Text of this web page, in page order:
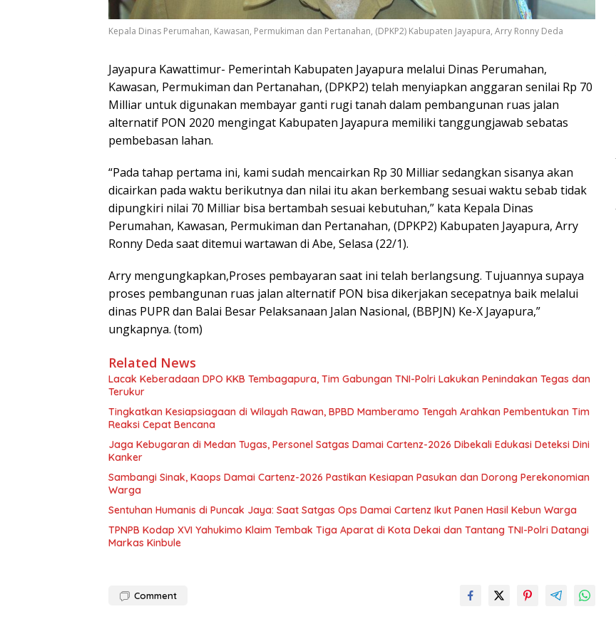
Kepala Dinas Perumahan, Kawasan, Permukiman dan Pertanahan, (DPKP2) Kabupaten Jayapura, Arry Ronny Deda
Jayapura Kawattimur- Pemerintah Kabupaten Jayapura melalui Dinas Perumahan,
Kawasan, Permukiman dan Pertanahan, (DPKP2) telah menyiapkan anggaran senilai Rp 70
Milliar untuk digunakan membayar ganti rugi tanah dalam pembangunan ruas jalan
alternatif PON 2020 mengingat Kabupaten Jayapura memiliki tanggungjawab sebatas
pembebasan lahan.
“Pada tahap pertama ini, kami sudah mencairkan Rp 30 Milliar sedangkan sisanya akan
dicairkan pada waktu berikutnya dan nilai itu akan berkembang sesuai waktu sebab tidak
dipungkiri nilai 70 Milliar bisa bertambah sesuai kebutuhan,” kata Kepala Dinas
Perumahan, Kawasan, Permukiman dan Pertanahan, (DPKP2) Kabupaten Jayapura, Arry
Ronny Deda saat ditemui wartawan di Abe, Selasa (22/1).
Arry mengungkapkan,Proses pembayaran saat ini telah berlangsung. Tujuannya supaya
proses pembangunan ruas jalan alternatif PON bisa dikerjakan secepatnya baik melalui
dinas PUPR dan Balai Besar Pelaksanaan Jalan Nasional, (BBPJN) Ke-X Jayapura,”
ungkapnya. (tom)
Related News
Lacak Keberadaan DPO KKB Tembagapura, Tim Gabungan TNI-Polri Lakukan Penindakan Tegas dan
Terukur
Tingkatkan Kesiapsiagaan di Wilayah Rawan, BPBD Mamberamo Tengah Arahkan Pembentukan Tim
Reaksi Cepat Bencana
Jaga Kebugaran di Medan Tugas, Personel Satgas Damai Cartenz-2026 Dibekali Edukasi Deteksi Dini
Kanker
Sambangi Sinak, Kaops Damai Cartenz-2026 Pastikan Kesiapan Pasukan dan Dorong Perekonomian
Warga
Sentuhan Humanis di Puncak Jaya: Saat Satgas Ops Damai Cartenz Ikut Panen Hasil Kebun Warga
TPNPB Kodap XVI Yahukimo Klaim Tembak Tiga Aparat di Kota Dekai dan Tantang TNI-Polri Datangi
Markas Kinbule
Comment